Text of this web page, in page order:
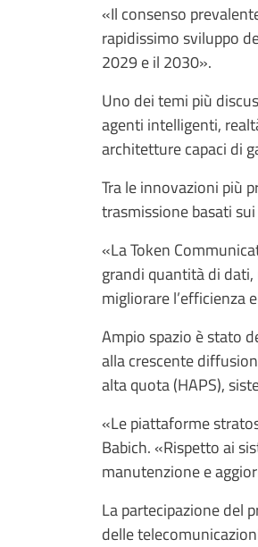
«Il consenso
rapidissimo sviluppo
2029 e il 2030».
Uno dei temi più
agenti intelligenti,
architetture capaci di
Tra le innovazioni più
trasmissione basati
«La Token
grandi quantità di
migliorare l’efficienza
Ampio spazio è stato
alla crescente
alta quota (HAPS),
«Le piattaforme
Babich. «Rispetto ai
manutenzione e
La partecipazione del
delle